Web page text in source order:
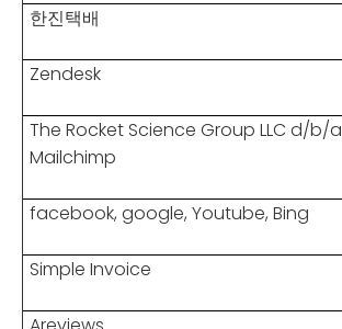
한진택배
Zendesk
The Rocket Science Group LLC d/b/a
Mailchimp
facebook, google, Youtube, Bing
Simple Invoice